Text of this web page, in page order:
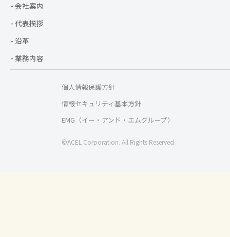
- 会社案内
- 代表挨拶
- 沿革
- 業務内容
個人情報保護方針
情報セキュリティ基本方針
EMG（イー・アンド・エムグループ）